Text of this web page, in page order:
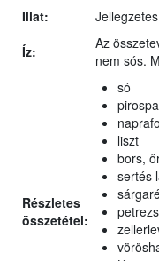
Illat:
Íz:
Az
nem sós.
Részletes
összetétel:
só
liszt
bors,
sertés